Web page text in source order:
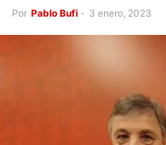
Por Pablo Bufi - 3 enero, 2023